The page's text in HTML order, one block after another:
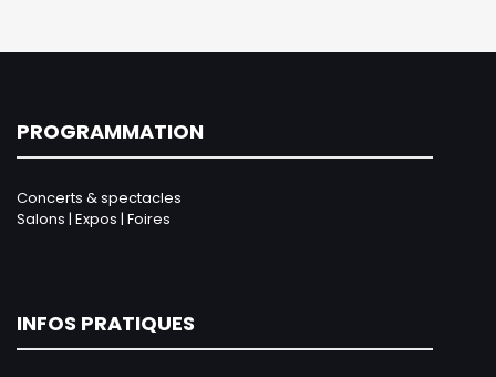
PROGRAMMATION
Concerts & spectacles
Salons | Expos | Foires
INFOS PRATIQUES